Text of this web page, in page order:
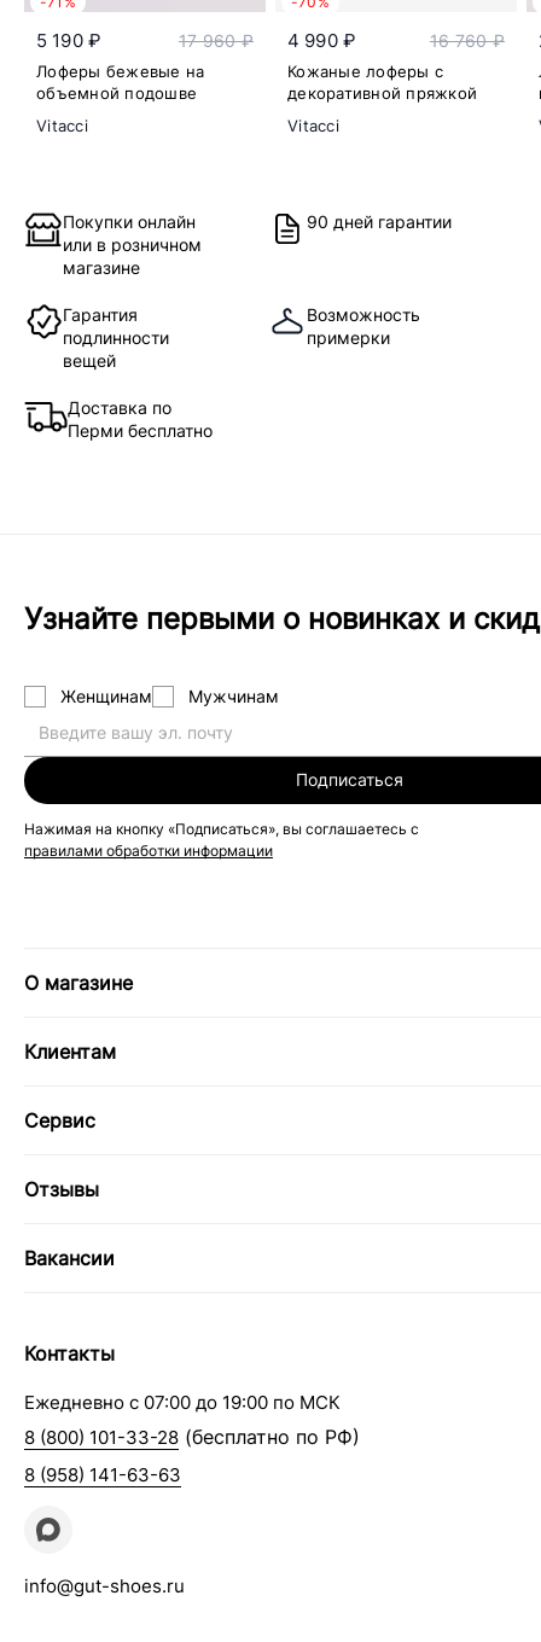
5 190 ₽ 17 960 ₽
Лоферы бежевые на
объемной подошве
Vitacci
4 990 ₽ 16 760 ₽
Кожаные лоферы с
декоративной пряжкой
Vitacci
Покупки онлайн
или в розничном
магазине
90 дней гарантии
Гарантия
подлинности
вещей
Возможность
примерки
Доставка по
Перми бесплатно
Узнайте первыми о новинках и
Женщинам Мужчинам
Подписаться
Нажимая на кнопку «Подписаться», вы соглашаетесь с
правилами обработки информации
О магазине
Клиентам
Сервис
Отзывы
Вакансии
Контакты
Ежедневно с 07:00 до 19:00 по МСК
8 (800) 101-33-28 (бесплатно по РФ)
8 (958) 141-63-63
info@gut-shoes.ru